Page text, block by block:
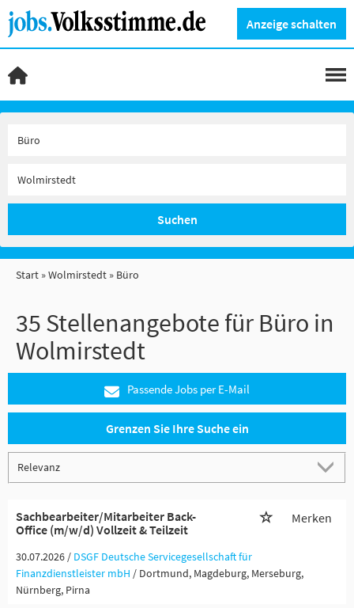
Anzeige schalten
Suchen
Start Wolmirstedt Büro
35 Stellenangebote für Büro in
Wolmirstedt
Passende Jobs per E-Mail
Grenzen Sie Ihre Suche ein
Sachbearbeiter/Mitarbeiter Back-
Office (m/w/d) Vollzeit & Teilzeit
Merken
30.07.2026 / DSGF Deutsche Servicegesellschaft für
Finanzdienstleister mbH / Dortmund, Magdeburg, Merseburg,
Nürnberg, Pirna